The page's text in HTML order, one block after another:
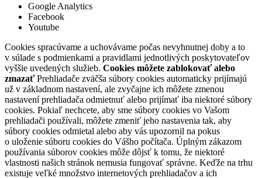
Google Analytics
Facebook
Youtube
Cookies spracúvame a uchovávame počas nevyhnutnej doby a to
v súlade s podmienkami a pravidlami jednotlivých poskytovateľov
vyššie uvedených služieb. Cookies môžete zablokovať alebo
zmazaťPrehliadače zväčša súbory cookies automaticky prijímajú
už v základnom nastavení, ale zvyčajne ich môžete zmenou
nastavení prehliadača odmietnuť alebo prijímať iba niektoré súbory
cookies. Pokiaľ nechcete, aby sme súbory cookies vo Vašom
prehliadači používali, môžete zmeniť jeho nastavenia tak, aby
súbory cookies odmietal alebo aby vás upozornil na pokus
o uloženie súboru cookies do Vášho počítača. Úplným zákazom
používania súborov cookies môže dôjsť k tomu, že niektoré
vlastnosti našich stránok nemusia fungovať správne. Keďže na trhu
existuje veľké množstvo internetových prehliadačov a ich